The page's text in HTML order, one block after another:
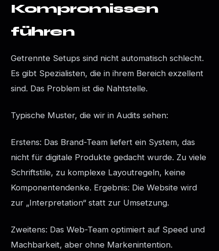
Kompromissen
führen
Getrennte Setups sind nicht automatisch schlecht.
Es gibt Spezialisten, die in ihrem Bereich exzellent
sind. Das Problem ist die Nahtstelle.
Typische Muster, die wir in Audits sehen:
Erstens: Das Brand-Team liefert ein System, das
nicht für digitale Produkte gedacht wurde. Zu viele
Schriftstile, zu komplexe Layoutregeln, keine
Komponentendenke. Ergebnis: Die Website wird
zur „Interpretation“ statt zur Umsetzung.
Zweitens: Das Web-Team optimiert auf Speed und
Machbarkeit, aber ohne Markenintention.